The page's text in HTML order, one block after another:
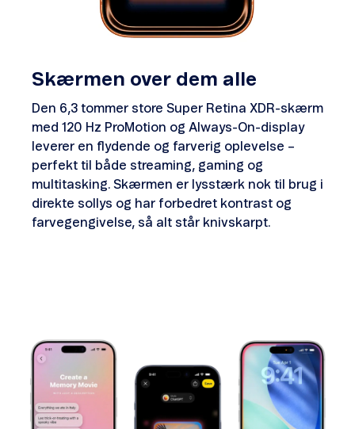
Skærmen over dem alle
Den 6,3 tommer store Super Retina XDR-skærm
med 120 Hz ProMotion og Always-On-display
leverer en flydende og farverig oplevelse –
perfekt til både streaming, gaming og
multitasking. Skærmen er lysstærk nok til brug i
direkte sollys og har forbedret kontrast og
farvegengivelse, så alt står knivskarpt.